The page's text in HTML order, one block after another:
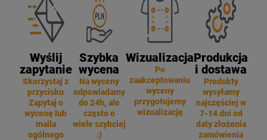
Wyślij
zapytanie
Skorzystaj z
przycisku
Zapytaj o
wycenę lub
maila
ogólnego
Szybka
wycena
Na wyceny
odpowiadamy
do 24h, ale
często o
wiele szybciej
:)
Wizualizacja
Po
zaakceptowaniu
wyceny
przygotujemy
wizualizację
Produkcja
i dostawa
Produkty
wysyłamy
najczęściej w
7-14 dni od
daty złożenia
zamówienia